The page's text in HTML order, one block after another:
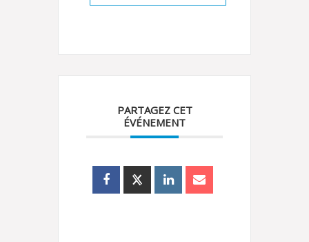
PARTAGEZ CET
ÉVÉNEMENT